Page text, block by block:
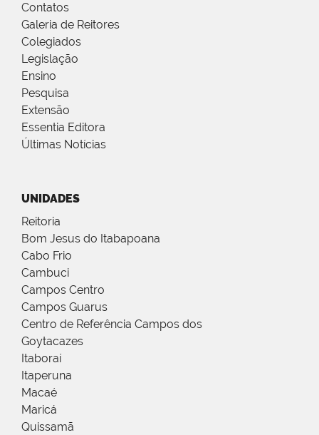
Contatos
Galeria de Reitores
Colegiados
Legislação
Ensino
Pesquisa
Extensão
Essentia Editora
Últimas Notícias
UNIDADES
Reitoria
Bom Jesus do Itabapoana
Cabo Frio
Cambuci
Campos Centro
Campos Guarus
Centro de Referência Campos dos
Goytacazes
Itaboraí
Itaperuna
Macaé
Maricá
Quissamã